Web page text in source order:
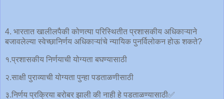
4. भारतात खालीलपैकी कोणत्या परिस्थितीत प्रशासकीय अधिकाऱ्याने
बजावलेल्या स्वेच्छानिर्णय अधिकाऱ्यांचे न्यायिक पुनर्विलोकन होऊ शकते?
१.प्रशासकीय निर्णयाची योग्यता बघण्यासाठी
२.साक्षी पुराव्याची योग्यता पुन्हा पडताळणीसाठी
३.निर्णय प्रक्रिया बरोबर झाली की नाही हे पडताळण्यासाठी✅